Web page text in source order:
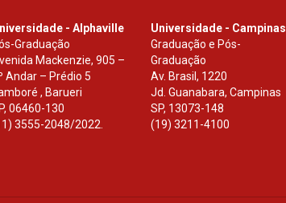
- Alphaville
Graduação
Mackenzie, 905 –
Andar – Prédio 5
, Barueri
, 06460-130
3555-2048/2022.
Universidade - Campinas
Graduação e Pós-
Graduação
Av. Brasil, 1220
Jd. Guanabara, Campinas
SP, 13073-148
(19) 3211-4100